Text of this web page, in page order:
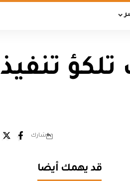
تنفيذ
شارك
قد يهمك أيضا